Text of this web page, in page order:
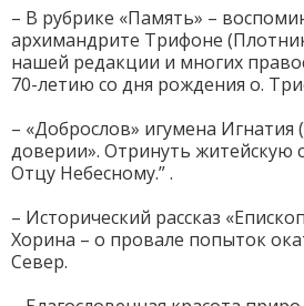
– В рубрике «Память» –
архимандрите Трифоне
нашей редакции и многих
70-летию со дня рождения о.
– «Доброслов» игумена Игнатия
доверии». Отринуть житейскую
Отцу Небесному.” .
– Исторический рассказ
Хорина – о провале попыток
Север.